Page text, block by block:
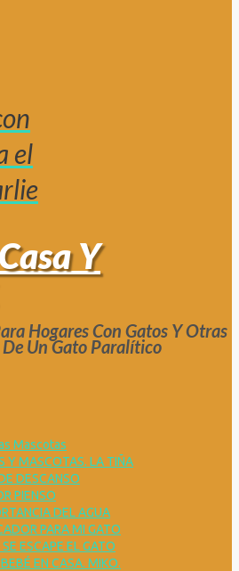
el
Y
Hogares Con Gatos Y Otras
Un Gato Paralítico
Mascotas
Y MASCOTAS. LA TIÑA
DESCANSO
PIENSO
DEL AGUA
PARA MI GATO
ESCAPE EL GATO
EN CASA. MIKO.